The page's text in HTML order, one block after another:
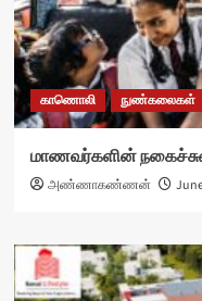
காணொலி நுண்கலைகள்
மாணவர்களின்
அண்ணாகண்ணன்